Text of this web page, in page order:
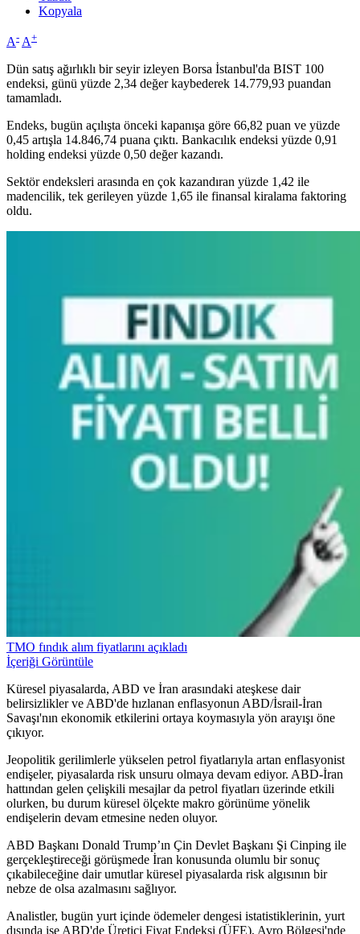
Kopyala
A- A+
Dün satış ağırlıklı bir seyir izleyen Borsa İstanbul'da BIST 100
endeksi, günü yüzde 2,34 değer kaybederek 14.779,93 puandan
tamamladı.
Endeks, bugün açılışta önceki kapanışa göre 66,82 puan ve yüzde
0,45 artışla 14.846,74 puana çıktı. Bankacılık endeksi yüzde 0,91
holding endeksi yüzde 0,50 değer kazandı.
Sektör endeksleri arasında en çok kazandıran yüzde 1,42 ile
madencilik, tek gerileyen yüzde 1,65 ile finansal kiralama faktoring
oldu.
TMO fındık alım fiyatlarını açıkladı
İçeriği Görüntüle
Küresel piyasalarda, ABD ve İran arasındaki ateşkese dair
belirsizlikler ve ABD'de hızlanan enflasyonun ABD/İsrail-İran
Savaşı'nın ekonomik etkilerini ortaya koymasıyla yön arayışı öne
çıkıyor.
Jeopolitik gerilimlerle yükselen petrol fiyatlarıyla artan enflasyonist
endişeler, piyasalarda risk unsuru olmaya devam ediyor. ABD-İran
hattından gelen çelişkili mesajlar da petrol fiyatları üzerinde etkili
olurken, bu durum küresel ölçekte makro görünüme yönelik
endişelerin devam etmesine neden oluyor.
ABD Başkanı Donald Trump’ın Çin Devlet Başkanı Şi Cinping ile
gerçekleştireceği görüşmede İran konusunda olumlu bir sonuç
çıkabileceğine dair umutlar küresel piyasalarda risk algısının bir
nebze de olsa azalmasını sağlıyor.
Analistler, bugün yurt içinde ödemeler dengesi istatistiklerinin, yurt
dışında ise ABD'de Üretici Fiyat Endeksi (ÜFE), Avro Bölgesi'nde